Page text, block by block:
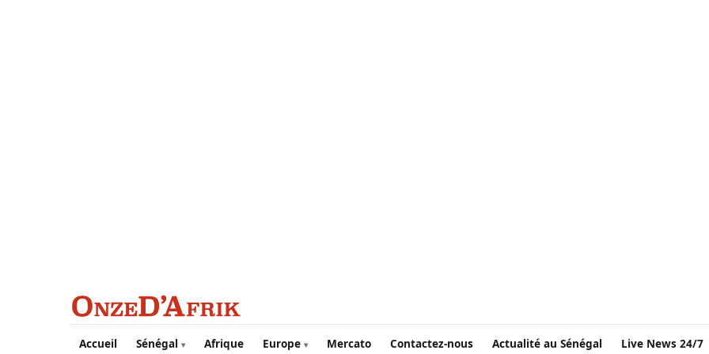
Aller au contenu principal
Accueil Sénégal Afrique Europe Mercato Contactez-nous Actualité au Sénégal Live News 24/7